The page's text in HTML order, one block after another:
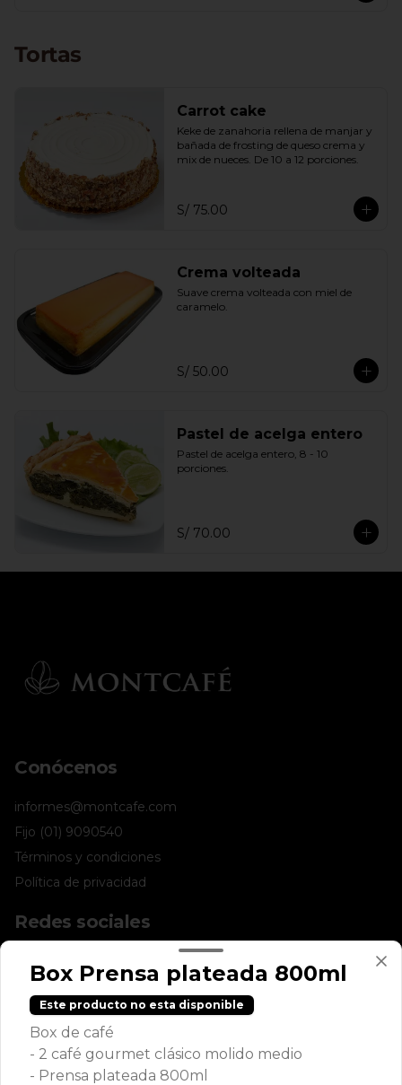
Tortas
Carrot cake
Keke de zanahoria rellena de manjar y
bañada de frosting de queso crema y
mix de nueces. De 10 a 12 porciones.
S/ 75.00
Crema volteada
Suave crema volteada con miel de
caramelo.
S/ 50.00
Pastel de acelga entero
Pastel de acelga entero, 8 - 10
porciones.
S/ 70.00
Conócenos
informes@montcafe.com
Fijo (01) 9090540
Términos y condiciones
Política de privacidad
Redes sociales
Facebook
Mi cuenta
Pedir
Box Prensa plateada 800ml
Este producto no esta disponible
Box de café
- 2 café gourmet clásico molido medio
- Prensa plateada 800ml